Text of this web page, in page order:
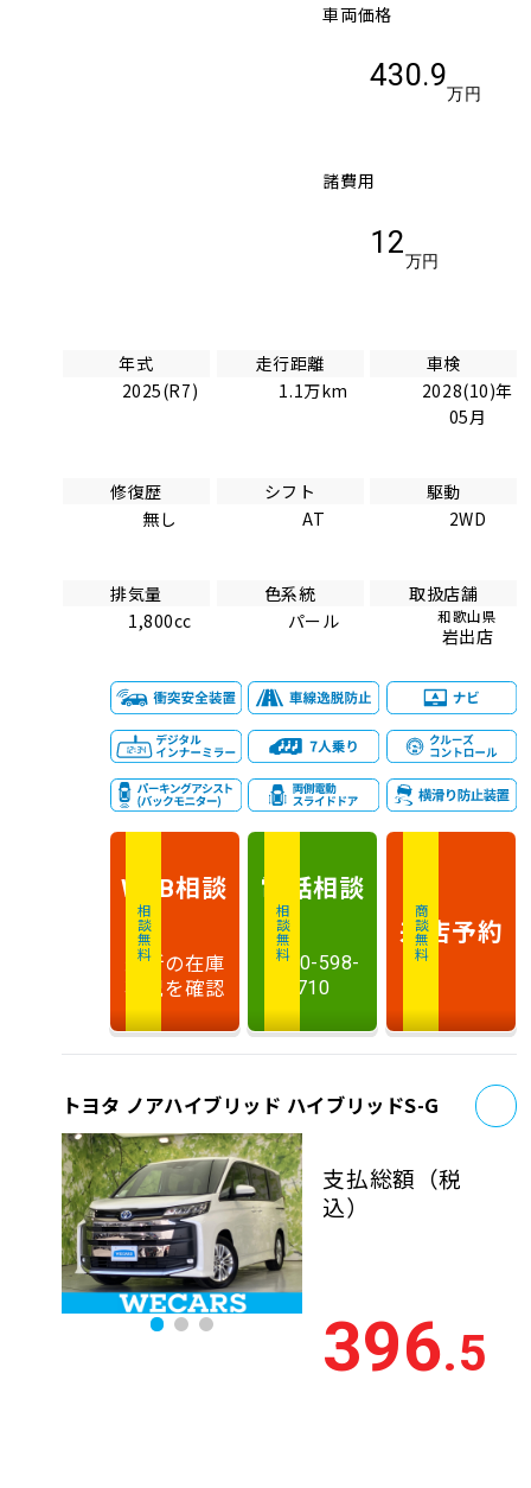
車両価格
430.9
万円
諸費用
12
万円
年式
2025(R7)
走行距離
1.1万km
車検
2028(10)年
05月
修復歴
無し
シフト
AT
駆動
2WD
排気量
1,800cc
色系統
パール
取扱店舗
和歌山県
岩出店
相談無料
WEB相談
最新の在庫
状況を確認
相談無料
電話相談
0120-598-
710
商談無料
来店予約
トヨタ ノアハイブリッド ハイブリッドS-G
支払総額 （税
込）
396.5